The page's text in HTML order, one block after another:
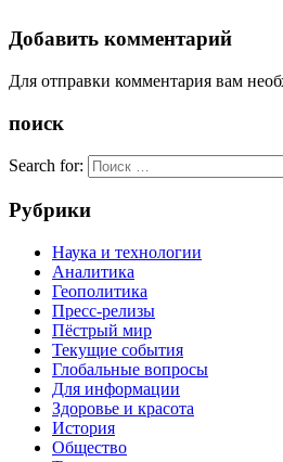
Добавить комментарий
Для отправки комментария вам
поиск
Search for:
Рубрики
Наука и технологии
Аналитика
Геополитика
Пресс-релизы
Пёстрый мир
Текущие события
Глобальные вопросы
Для информации
Здоровье и красота
История
Общество